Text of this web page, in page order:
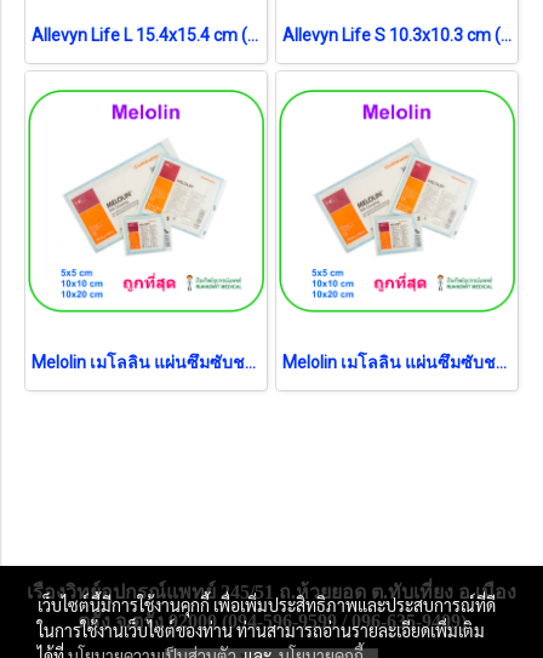
Allevyn Life L 15.4x15.4 cm (1 แผ่น) Allevyn Life S 10.3x10.3 cm (1 แผ่น)
Melolin เมโลลิน แผ่นซึมซับชนิดไม่ติดแผล 10x10 ซม. (1 แผ่น) Melolin เมโลลิน แผ่นซึมซับชนิดไม่ติดแผล 20x10 ซม. (1 แผ่น)
เรืองวิทย์อุปกรณ์แพทย์ 245/51 ถ.ห้วยยอด ต.ทับเที่ยง อ.เมือง
ตรัง จ.ตรัง 92000 (094-596-9599 / 096-635-9409)
เว็บไซต์นี้มีการใช้งานคุกกี้ เพื่อเพิ่มประสิทธิภาพและประสบการณ์ที่ดี
ในการใช้งานเว็บไซต์ของท่าน ท่านสามารถอ่านรายละเอียดเพิ่มเติม